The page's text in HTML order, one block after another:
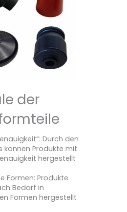
der
Durch den
können Produkte mit
hergestellt
Formen‌: Produkte
Bedarf in
Formen hergestellt